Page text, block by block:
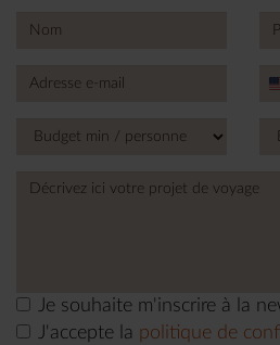
Je souhaite m'inscrire à la
J'accepte la politique de